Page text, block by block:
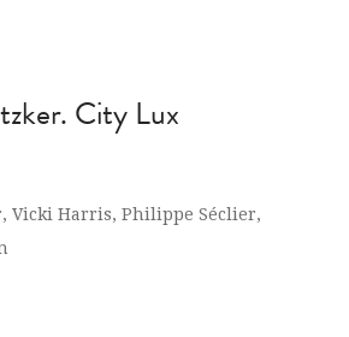
City Lux
Vicki Harris, Philippe Séclier,